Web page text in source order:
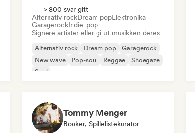
> 800 svar gitt
Alternativ rockDream popElektronika
GaragerockIndie-pop
Signere artister eller gi ut musikken deres
Alternativ rock Dream pop
Garagerock
New wave
Pop-soul Reggae
Shoegaze
Soul
Tommy Menger
Booker, Spillelistekurator